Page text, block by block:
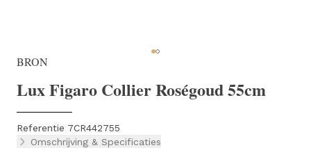
BRON
Lux Figaro Collier Roségoud 55cm
Referentie 7CR442755
Omschrijving & Specificaties